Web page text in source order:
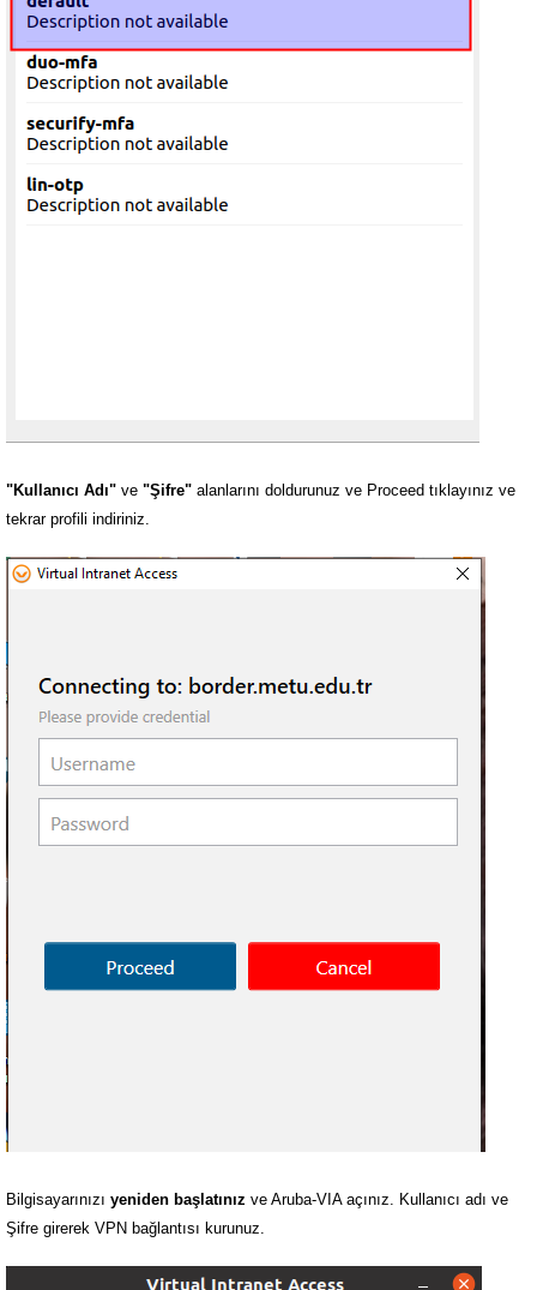
"Kullanıcı Adı" ve "Şifre" alanlarını doldurunuz ve Proceed tıklayınız ve
tekrar profili indiriniz.
Bilgisayarınızı yeniden başlatınız ve Aruba-VIA açınız. Kullanıcı adı ve
Şifre girerek VPN bağlantısı kurunuz.